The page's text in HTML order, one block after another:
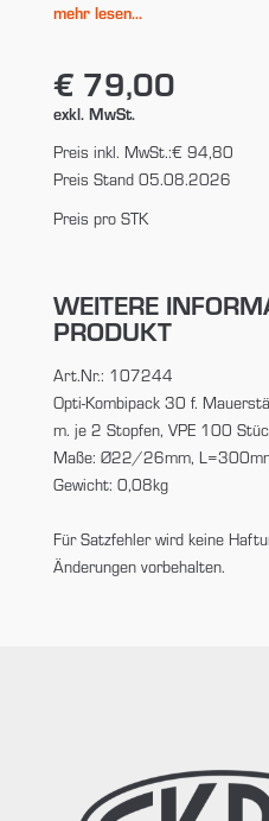
mehr lesen...
€ 79,00
exkl. MwSt.
Preis inkl. MwSt.:€ 94,80
Preis Stand 05.08.2026
Preis pro STK
WEITERE
PRODUKT
Art.Nr.: 107244
Opti-Kombipack 30 f.
m. je 2 Stopfen, VPE 100
Maße: Ø22/26mm,
Gewicht: 0,08kg
Für Satzfehler wird keine
Änderungen vorbehalten.